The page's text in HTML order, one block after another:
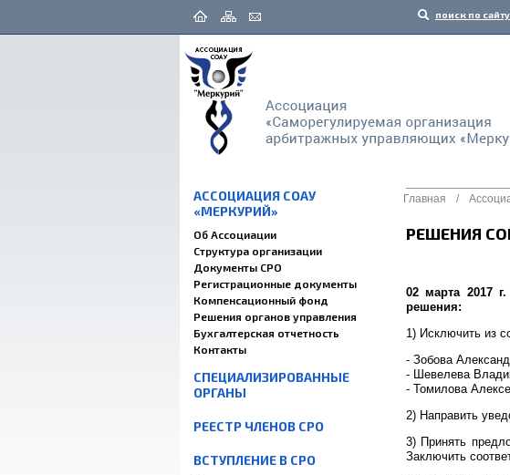
поиск по сайту
АССОЦИАЦИЯ СОАУ
«МЕРКУРИЙ»
Об Ассоциации
Структура организации
Документы СРО
Регистрационные документы
Компенсационный фонд
Решения органов управления
Бухгалтерская отчетность
Контакты
СПЕЦИАЛИЗИРОВАННЫЕ
ОРГАНЫ
РЕЕСТР ЧЛЕНОВ СРО
ВСТУПЛЕНИЕ В СРО
Главная /
РЕШЕНИЯ
02 марта 2017
решения:
1) Исключить из
- Зобова
- Шевелева
- Томилова
2) Направить
3) Принять
Заключить